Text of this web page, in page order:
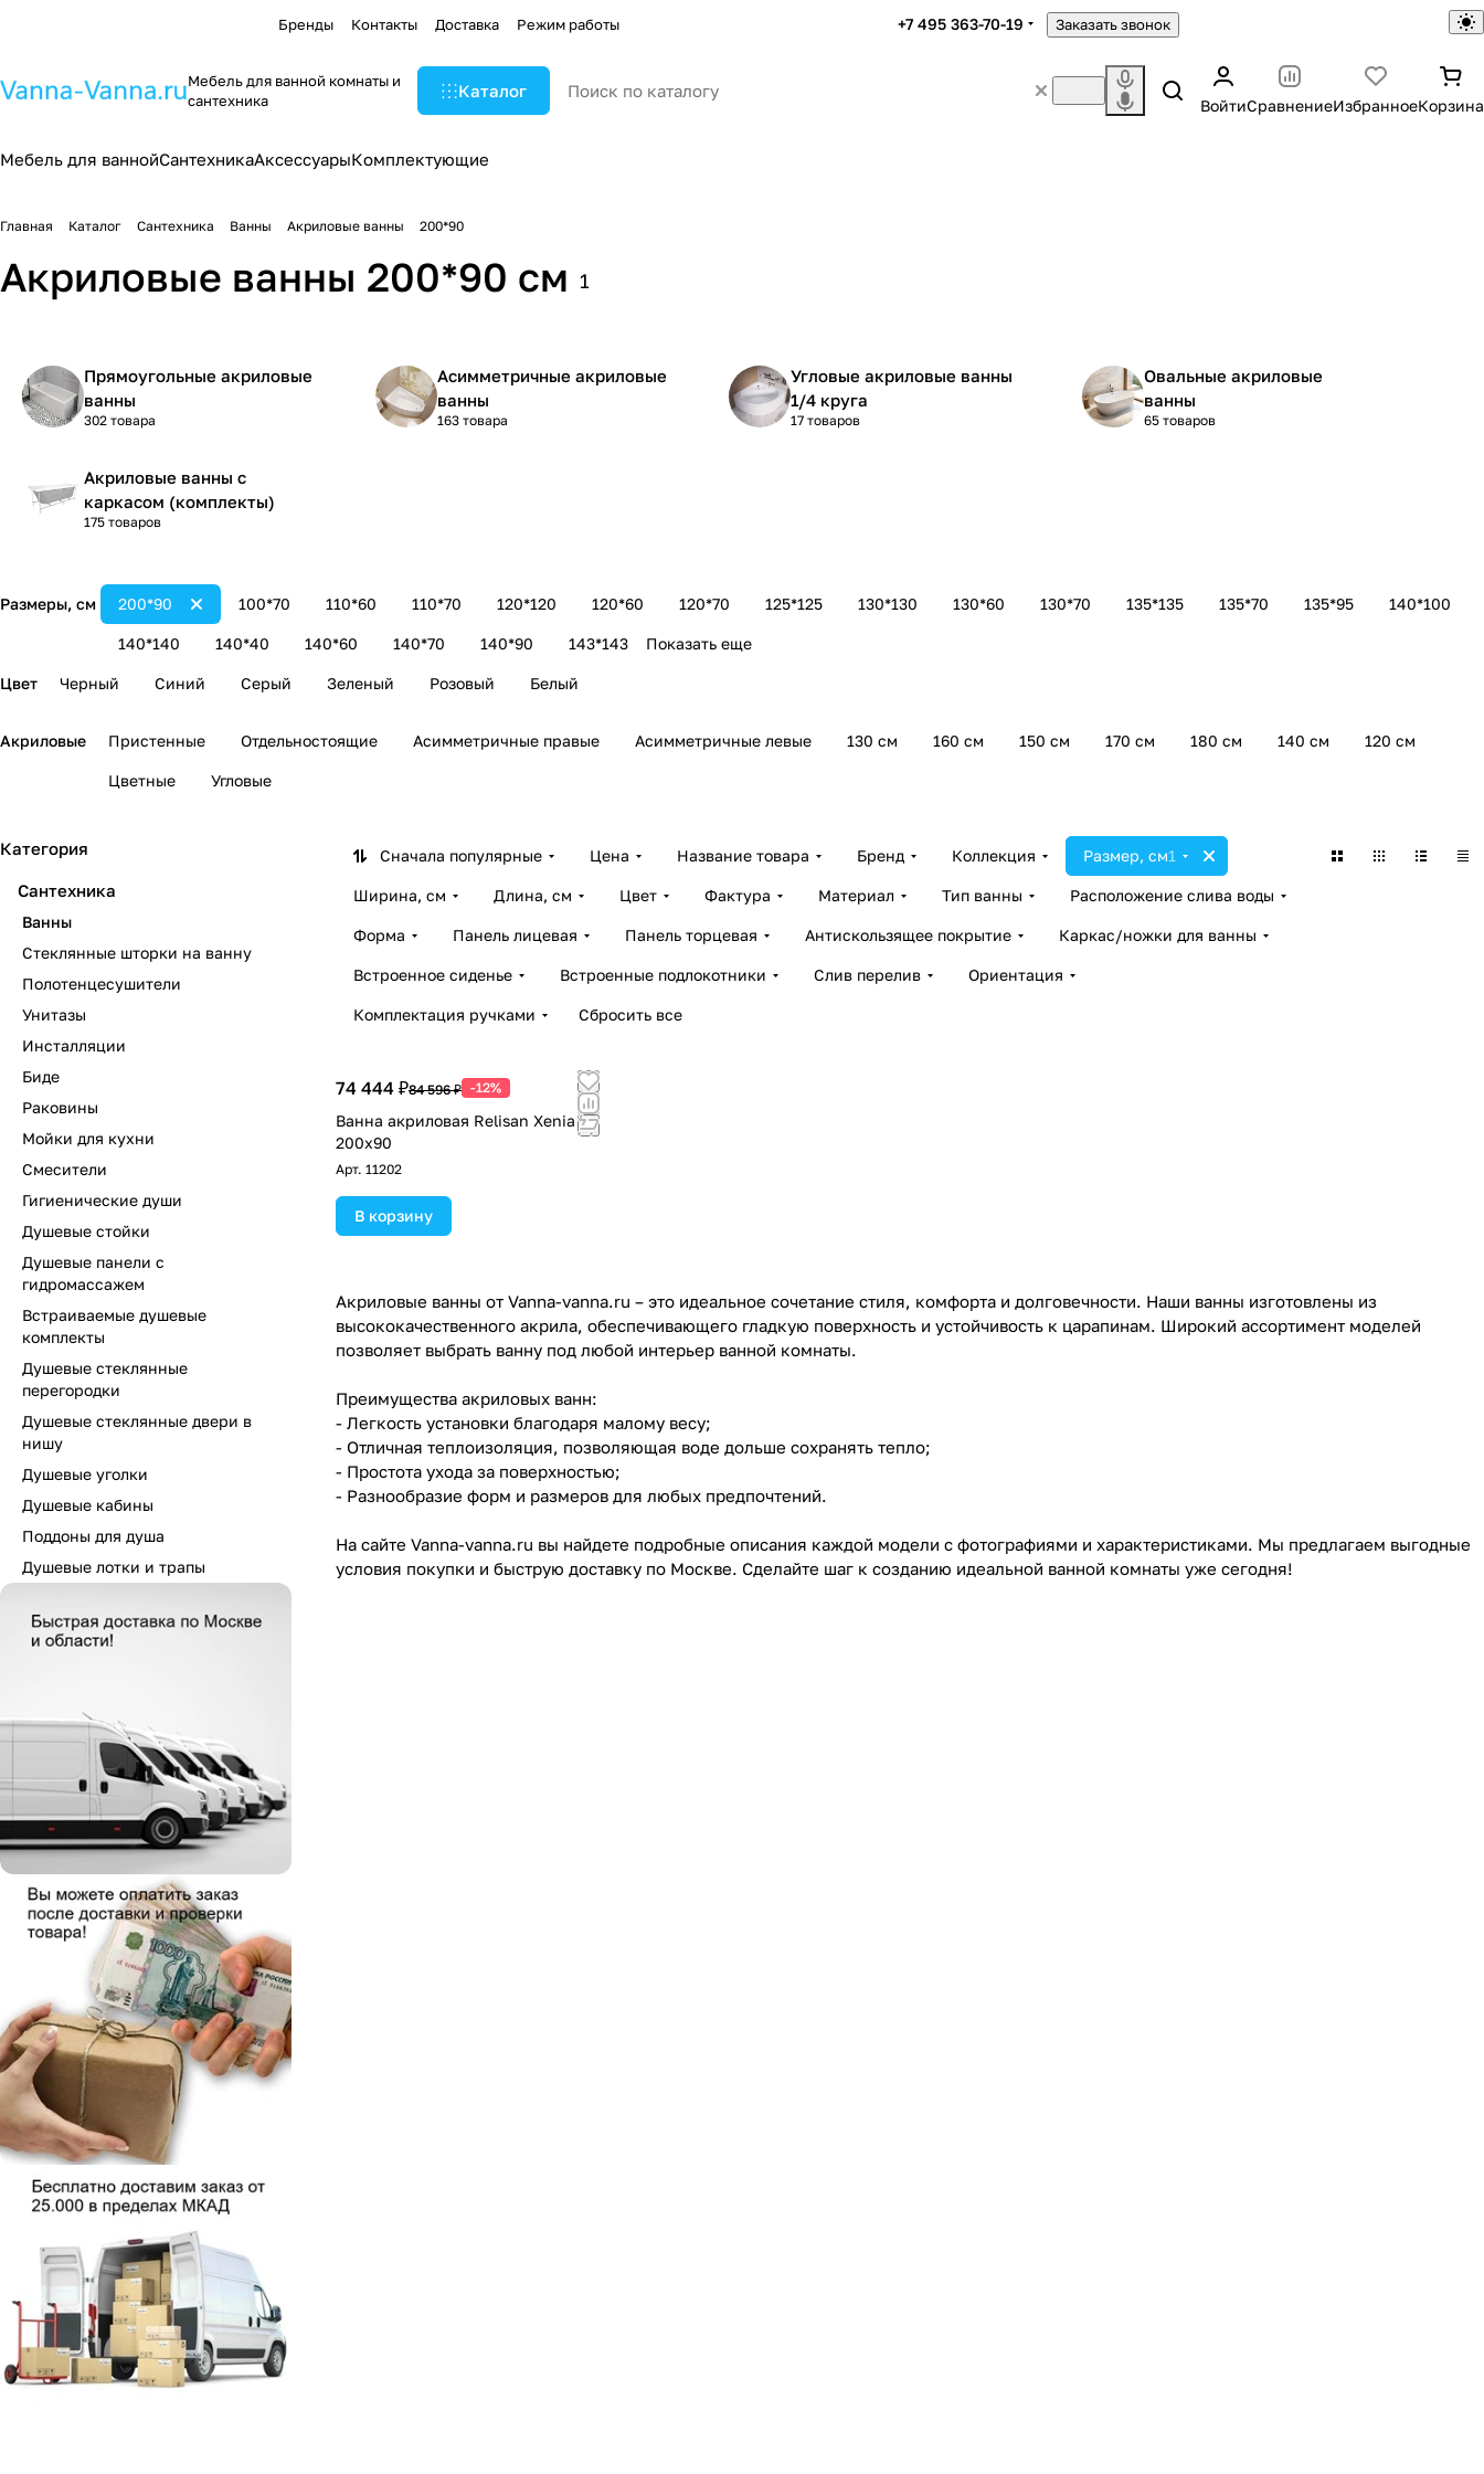
Бренды Контакты Доставка Режим работы +7 495 363-70-19 Заказать звонок
Мебель для ванной комнаты и
сантехника
Каталог
ВойтиСравнениеИзбранноеКорзина
Мебель для ваннойСантехникаАксессуарыКомплектующие
Главная Каталог Сантехника Ванны Акриловые ванны 200*90
Акриловые ванны 200*90 см 1
Прямоугольные акриловые
ванны
302 товара
Асимметричные акриловые
ванны
163 товара
Угловые акриловые ванны
1/4 круга
17 товаров
Овальные акриловые
ванны
65 товаров
Акриловые ванны с
каркасом (комплекты)
175 товаров
Размеры, см 100*70 110*60 110*70 120*120 120*60 120*70 125*125 130*130 130*60 130*70 135*135 135*70 135*95 140*100
140*140 140*40 140*60 140*70 140*90 143*143
200*90
Показать еще
Цвет Черный Синий Серый Зеленый Розовый Белый
Акриловые Пристенные Отдельностоящие Асимметричные правые Асимметричные левые 130 см 160 см 150 см 170 см 180 см 140 см 120 см
Цветные Угловые
Сначала популярные Цена Название товара Бренд Коллекция Размер, см1
Ширина, см Длина, см Цвет Фактура Материал Тип ванны Расположение слива воды
Форма Панель лицевая Панель торцевая Антискользящее покрытие Каркас/ножки для ванны
Встроенное сиденье Встроенные подлокотники Слив перелив Ориентация
Комплектация ручками Сбросить все
74 444 ₽84 596 ₽ -12%
Ванна акриловая Relisan Xenia
200х90
Арт. 11202
В корзину
Акриловые ванны от Vanna-vanna.ru – это идеальное сочетание стиля, комфорта и долговечности. Наши ванны изготовлены из
высококачественного акрила, обеспечивающего гладкую поверхность и устойчивость к царапинам. Широкий ассортимент моделей
позволяет выбрать ванну под любой интерьер ванной комнаты.
Преимущества акриловых ванн:
- Легкость установки благодаря малому весу;
- Отличная теплоизоляция, позволяющая воде дольше сохранять тепло;
- Простота ухода за поверхностью;
- Разнообразие форм и размеров для любых предпочтений.
На сайте Vanna-vanna.ru вы найдете подробные описания каждой модели с фотографиями и характеристиками. Мы предлагаем выгодные
условия покупки и быструю доставку по Москве. Сделайте шаг к созданию идеальной ванной комнаты уже сегодня!
Категория
Сантехника
Ванны
Стеклянные шторки на ванну
Полотенцесушители
Унитазы
Инсталляции
Биде
Раковины
Мойки для кухни
Смесители
Гигиенические души
Душевые стойки
Душевые панели с
гидромассажем
Встраиваемые душевые
комплекты
Душевые стеклянные
перегородки
Душевые стеклянные двери в
нишу
Душевые уголки
Душевые кабины
Поддоны для душа
Душевые лотки и трапы